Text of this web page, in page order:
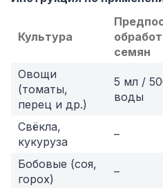
Культура
семян
Овощи
(томаты,
перец и др.)
5 мл /
воды
Свёкла,
кукуруза
–
Бобовые (соя,
горох)
–